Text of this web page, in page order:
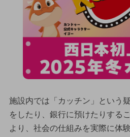
施設内では「カッチン」という
をしたり、銀行に預けたりする
より、社会の仕組みを実際に体